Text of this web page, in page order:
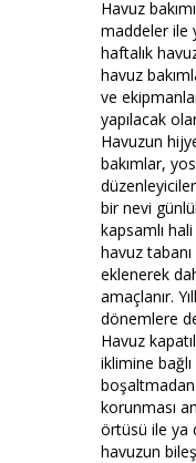
Havuz
maddeler ile
haftalık
havuz
ve
yapılacak
Havuzun
bakımlar,
bir nevi
kapsamlı
havuz tabanı
eklenerek
amaçlanır.
dönemlere
Havuz
iklimine
boşaltmadan
korunması
örtüsü ile ya
havuzun